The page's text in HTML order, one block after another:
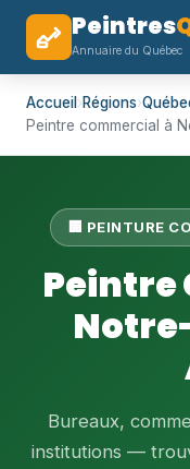
Peintres
Annuaire du Québec
Accueil ›Régions›
Peintre commercial à
🏢 PEINTURE
Peintre
Bureaux,
institutions —